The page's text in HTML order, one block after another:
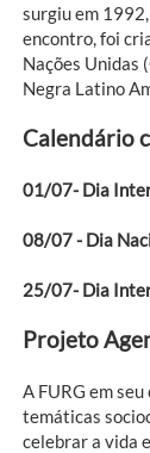
surgiu em
encontro, foi
Nações Unidas
Negra Latino
Calendário
01/07- Dia
08/07 - Dia
25/07- Dia
Projeto
A FURG em
temáticas
celebrar a vida